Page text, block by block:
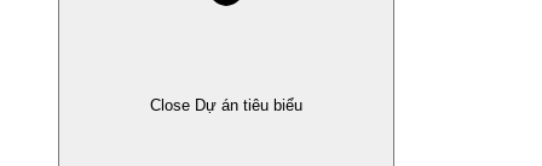
Close Dự án tiêu biểu